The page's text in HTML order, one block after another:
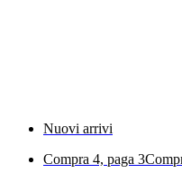
Nuovi arrivi
Compra 4, paga 3